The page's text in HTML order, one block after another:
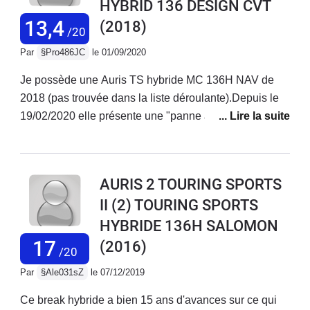
l'AURIS Touring Sport Hybride, je ne peux qu'apprécier
le confort et le côté pratique de cette dernière. Un bon
équipement et un look agréable. Une des meilleurs
voitures que j'ai pu avoir depuis 1973 (11 voitures et 1
500 000 km parcourus).
13,4/20
HYBRID 136 DESIGN CVT
(2018)
Par §Pro486JC le 01/09/2020
Je possède une Auris TS hybride MC 136H NAV de
2018 (pas trouvée dans la liste déroulante).Depuis le
19/02/2020 elle présente une "panne aléatoire" avec le
vitesses". Impossible alors de faire avancer ou reculer
réparation : changement du système de changement
de vitesses... Même panne 9 jours après. 2ème
remorquage chez le concessionnaire. Je suis privé de
ma voiture du 9 mars jusqu'au 23 juillet avec près de
900km en plus au compteur liés aux essais du garage
!!! Un technicien de Paris descendu dans le Midi avait
trouvé la cause : problème de connectique. Une
17 /20
AURIS 2 TOURING SPORTS
II (2) TOURING SPORTS
HYBRIDE 136H SALOMON
(2016)
Par §Ale031sZ le 07/12/2019
Ce break hybride a bien 15 ans d'avances sur ce qui